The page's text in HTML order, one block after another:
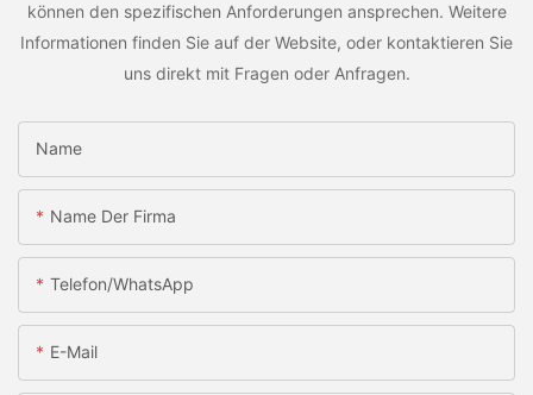
können den spezifischen Anforderungen ansprechen. Weitere
Informationen finden Sie auf der Website, oder kontaktieren Sie
uns direkt mit Fragen oder Anfragen.
Name
Name Der Firma
Telefon/WhatsApp
E-Mail